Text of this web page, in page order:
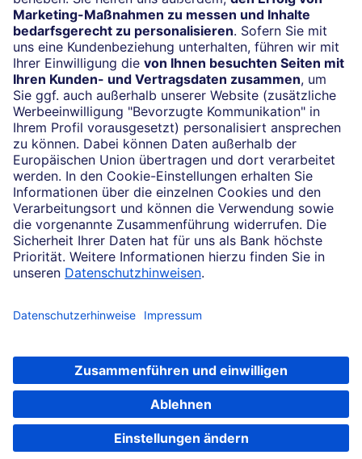
Impressum
Konditionen und Preise
Rechtliche Hinweise
Datenschutz
Barrierefreiheit
Cookie-Einstellungen
Sicherheit und Technik
Notfallnummern
Soweit auf dieser Internetseite von der Deutschen Bank die Rede ist, bezieht
© 2026 Deutsche Bank AG, Frankfurt am Main